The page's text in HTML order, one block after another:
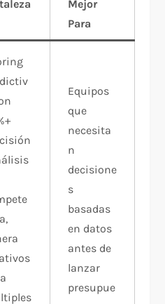
Mejor
Para
Equipos
que
necesita
n
decisione
s
basadas
en datos
antes de
lanzar
presupue